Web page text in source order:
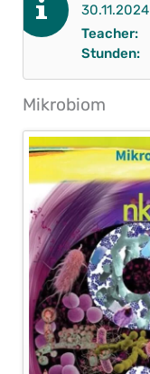
30.11.2024
Teacher:
Stunden:
Mikrobiom